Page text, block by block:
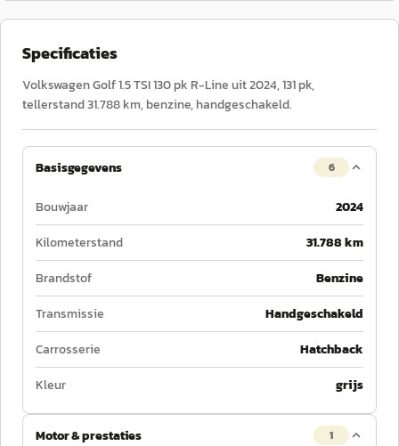
Specificaties
Volkswagen Golf 1.5 TSI 130 pk R-Line uit 2024, 131 pk,
tellerstand 31.788 km, benzine, handgeschakeld.
Basisgegevens 6
Bouwjaar
2024
Kilometerstand
31.788 km
Brandstof
Benzine
Transmissie
Handgeschakeld
Carrosserie
Hatchback
Kleur
grijs
Motor & prestaties 1